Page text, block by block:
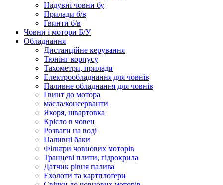
Надувні човни бу
Прилади б/в
Гвинти б/в
Човни і мотори Б/У
Обладнання
Дистанційне керування
Тюнінг корпусу
Тахометри, прилади
Електрообладнання для човнів
Паливне обладнання для човнів
Гвинт до мотора
масла/консерванти
Якоря, швартовка
Крісло в човен
Розваги на воді
Паливні баки
Фільтри човнових моторів
Транцеві плити, гідрокрила
Датчик рівня палива
Ехолоти та картплотери